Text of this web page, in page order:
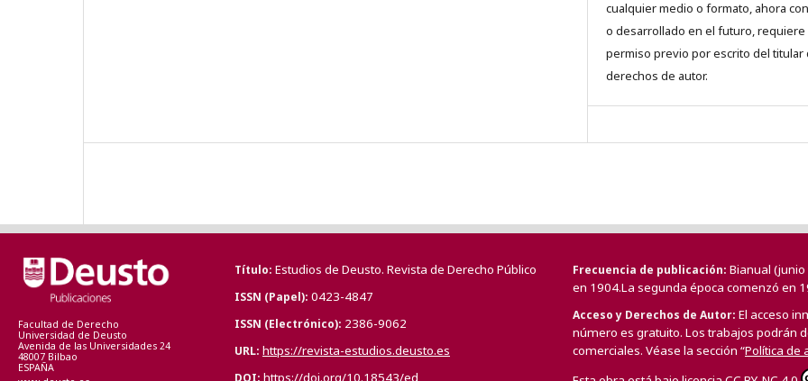
cualquier medio o formato, ahora
o desarrollado en el futuro, requiere
permiso previo por escrito del titular
derechos de autor.
Facultad de Derecho
Universidad de Deusto
Avenida de las Universidades 24
48007 Bilbao
ESPAÑA
Título Estudios de Deusto. Revista de Derecho Público
ISSN (Papel) 0423-4847
ISSN (Electrónico) 2386-9062
URL https://revista-estudios.deusto.es
https://doi.org/10.18543/ed
Frecuencia de publicación Bianual
en 1904.La segunda época comenzó en
Acceso y Derechos de Autor El acceso
número es gratuito. Los trabajos podrán
comerciales. Véase la sección “Política de